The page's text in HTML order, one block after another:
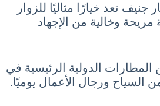
تعد خيارًا مثاليًا للزوار
مريحة وخالية من الإجهاد
الدولية الرئيسية في
من السياح ورجال الأعمال يوميًا.